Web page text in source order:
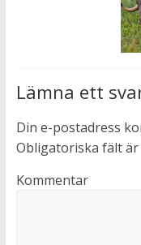
Lämna ett
Din e-postadress
Obligatoriska fält
Kommentar